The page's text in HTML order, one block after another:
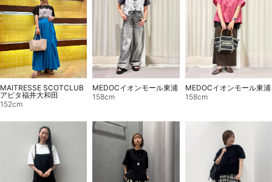
MAITRESSE SCOTCLUB
アピタ福井大和田
152cm
MEDOCイオンモール東浦
158cm
MEDOCイオンモール東浦
158cm